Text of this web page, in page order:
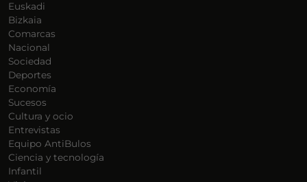
Euskadi
Bizkaia
Comarcas
Nacional
Sociedad
Deportes
Economía
Sucesos
Cultura y ocio
Entrevistas
Equipo AntiBulos
Ciencia y tecnología
Infantil